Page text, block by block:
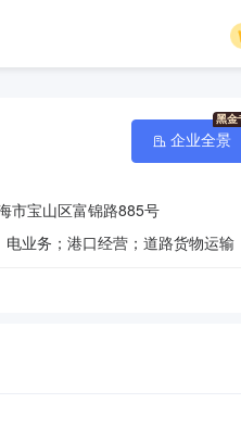
市宝山区富锦路885号
企业全景